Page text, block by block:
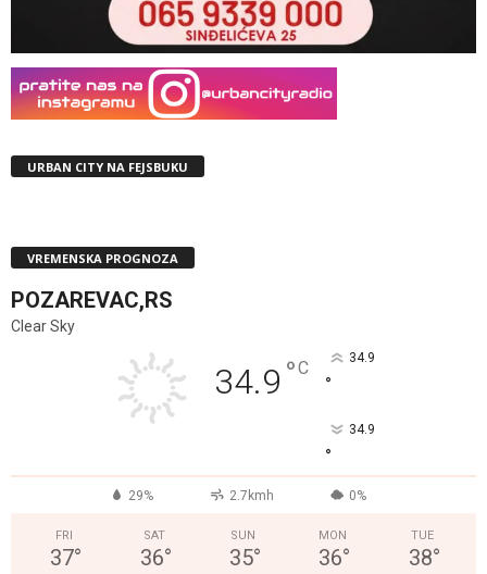
URBAN CITY NA FEJSBUKU
VREMENSKA PROGNOZA
POZAREVAC,RS
Clear Sky
34.9 °C 34.9
°
34.9
°
29% 2.7kmh 0%
FRI
37°
SAT
36°
SUN
35°
MON
36°
TUE
38°